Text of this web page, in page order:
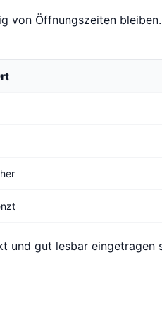
von Öffnungszeiten
und gut lesbar